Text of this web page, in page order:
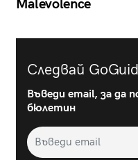
Malevolence
Следвай
Въведи email, за да
бюлетин